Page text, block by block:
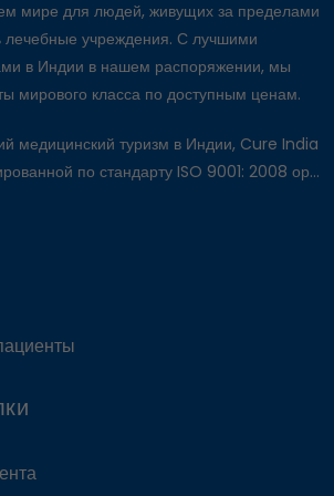
Бровей
Обрезание
толстой кишки в Индии
Юинга в Индии
Шах
открытом сердце
Coloplast Genesis в Индии
полового члена Coloplast Titan
члена AMS 700 CX в
поликистозных яичников
мире для людей, живущих за пределами
лечебные учреждения. С лучшими
в Индии в нашем распоряжении, мы
мирового класса по доступным ценам.
медицинский туризм в Индии, Cure India
по стандарту ISO 9001: 2008 ор...